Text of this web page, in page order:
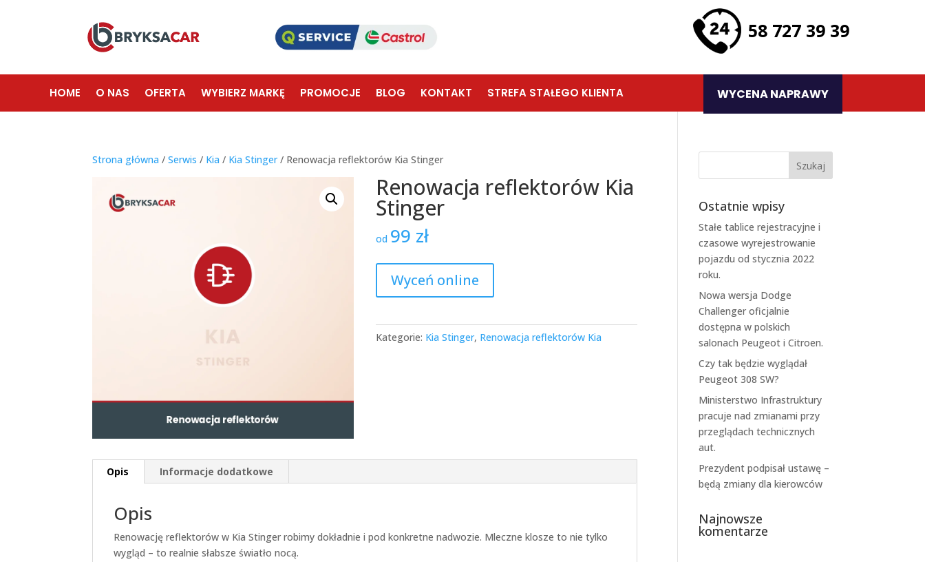
58 727 39 39
HOME O NAS OFERTA WYBIERZ MARKĘ PROMOCJE BLOG KONTAKT STREFA STAŁEGO KLIENTA WYCENA NAPRAWY
Strona główna /Serwis / Kia / Kia Stinger/ Renowacja reflektorów Kia Stinger
Renowacja reflektorów Kia
Stinger
od 99 zł
Wyceń online
Kategorie: Kia Stinger, Renowacja reflektorów Kia
Opis Informacje dodatkowe
Opis
Renowację reflektorów w Kia Stinger robimy dokładnie i pod konkretne nadwozie. Mleczne klosze to nie tylko
wygląd – to realnie słabsze światło nocą.
Ostatnie wpisy
Stałe tablice rejestracyjne i
czasowe wyrejestrowanie
pojazdu od stycznia 2022
roku.
Nowa wersja Dodge
Challenger oficjalnie
dostępna w polskich
salonach Peugeot i Citroen.
Czy tak będzie wyglądał
Peugeot 308 SW?
Ministerstwo Infrastruktury
pracuje nad zmianami przy
przeglądach technicznych
aut.
Prezydent podpisał ustawę –
będą zmiany dla kierowców
Najnowsze
komentarze